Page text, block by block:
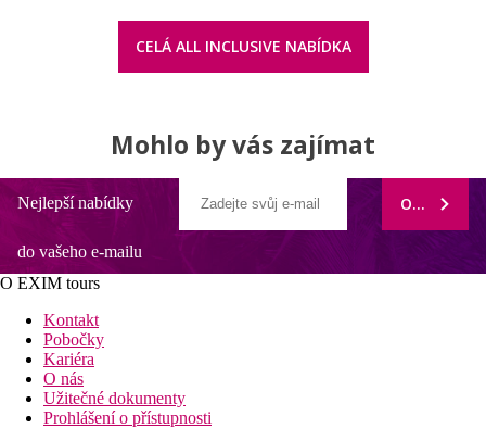
CELÁ ALL INCLUSIVE NABÍDKA
Mohlo by vás zajímat
Nejlepší nabídky
do vašeho e-mailu
ODEBÍRAT
O EXIM tours
Kontakt
Pobočky
Kariéra
O nás
Užitečné dokumenty
Prohlášení o přístupnosti